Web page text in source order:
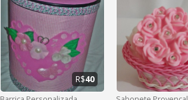
R$40